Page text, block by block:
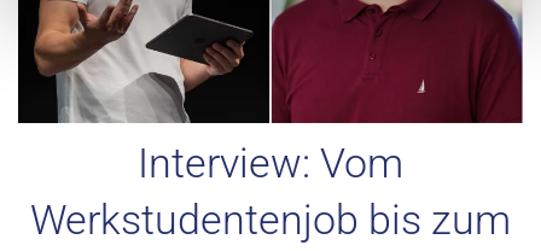
Interview: Vom
Werkstudentenjob bis zum